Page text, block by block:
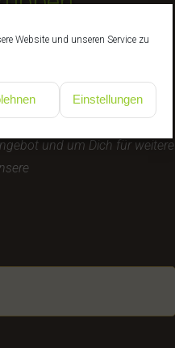
Website und unseren Service zu
Einstellungen
Deinen Wunschtermin
ist. Alle weiteren
und um Dich für weitere